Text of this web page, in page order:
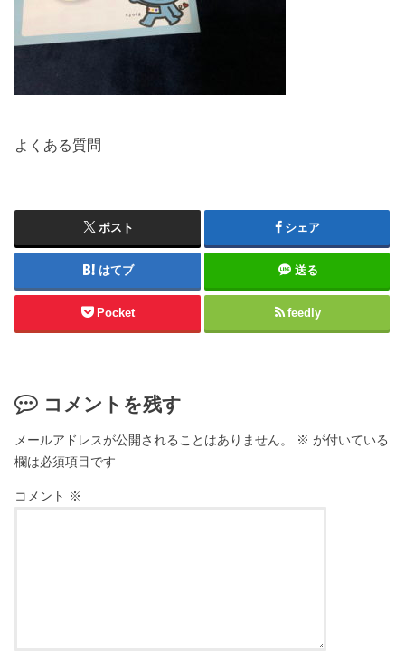
よくある質問
ポスト シェア
はてブ 送る
Pocket feedly
コメントを残す
メールアドレスが公開されることはありません。 ※ が付いている
欄は必須項目です
コメント ※